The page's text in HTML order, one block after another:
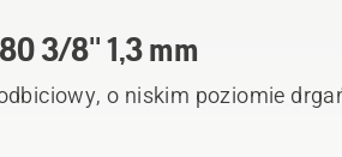
3/8'' 1,3 mm
o niskim poziomie